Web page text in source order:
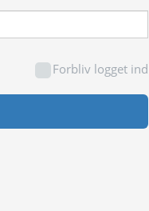
Forbliv logget ind